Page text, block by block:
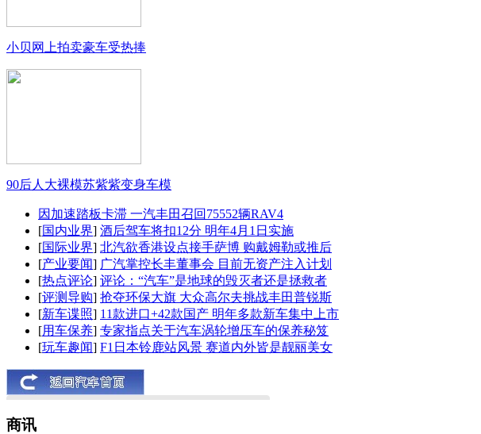
小贝网上拍卖豪车受热捧
90后人大裸模苏紫紫变身车模
因加速踏板卡滞 一汽丰田召回75552辆RAV4
[国内业界] 酒后驾车将扣12分 明年4月1日实施
[国际业界] 北汽欲香港设点接手萨博 购戴姆勒或推后
[产业要闻] 广汽掌控长丰董事会 目前无资产注入计划
[热点评论] 评论：“汽车”是地球的毁灭者还是拯救者
[评测导购] 抢夺环保大旗 大众高尔夫挑战丰田普锐斯
[新车谍照] 11款进口+42款国产 明年多款新车集中上市
[用车保养] 专家指点关于汽车涡轮增压车的保养秘笈
[玩车趣闻] F1日本铃鹿站风景 赛道内外皆是靓丽美女
商讯